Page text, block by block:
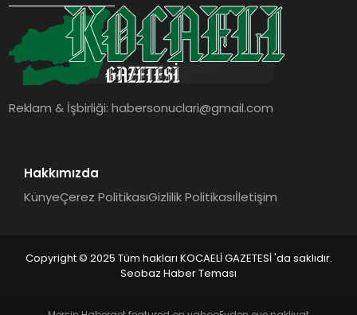
Reklam & İşbirliği:habersonuclari@gmail.com
Hakkımızda
KünyeÇerez PolitikasıGizlilik Politikasıİletişim
Copyright © 2025 Tüm hakları KOCAELİ GAZETESİ 'da saklıdır.
Seobaz Haber Teması